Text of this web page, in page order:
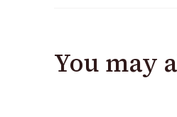
You may